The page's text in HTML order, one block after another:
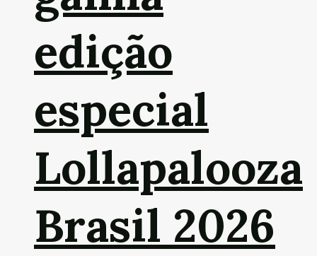
edição
especial
Lollapalooza
Brasil 2026